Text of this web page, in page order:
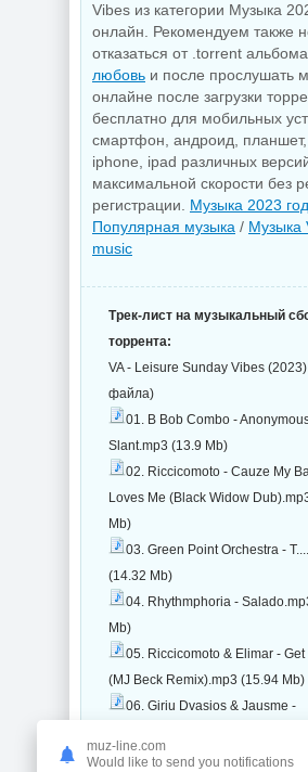
Vibes из категории Музыка
онлайн. Рекомендуем также
отказаться от .torrent альбома
любовь и после прослушать
онлайне после загрузки
бесплатно для мобильных
смартфон, андроид, планшет,
iphone, ipad различных
максимальной скорости без
регистрации. Музыка 2023
Популярная музыка / Музыка
music
Трек-лист на музыкальный
торрента:
VA - Leisure Sunday Vibes
файла)
01. B Bob Combo -
Slant.mp3 (13.9 Mb)
02. Riccicomoto - Cauze My
Loves Me (Black Widow
Mb)
03. Green Point Orchestra -
(14.32 Mb)
04. Rhythmphoria -
Mb)
05. Riccicomoto & Elimar -
(MJ Beck Remix).mp3 (15.94 Mb)
06. Giriu Dvasios & Jausme -
07. DJ Pier Green - With His
muz-line.com
Would like to send you notifications